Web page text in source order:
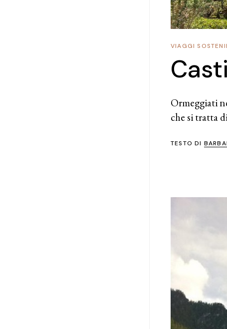
VIAGGI
Ormeggiati
che si tratta
TESTO DI